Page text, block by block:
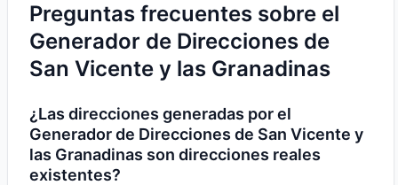
Preguntas frecuentes sobre el
Generador de Direcciones de
San Vicente y las Granadinas
¿Las direcciones generadas por el
Generador de Direcciones de San Vicente y
las Granadinas son direcciones reales
existentes?